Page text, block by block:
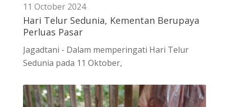
11 October 2024
Hari Telur Sedunia, Kementan Berupaya
Perluas Pasar
Jagadtani - Dalam memperingati Hari Telur
Sedunia pada 11 Oktober,